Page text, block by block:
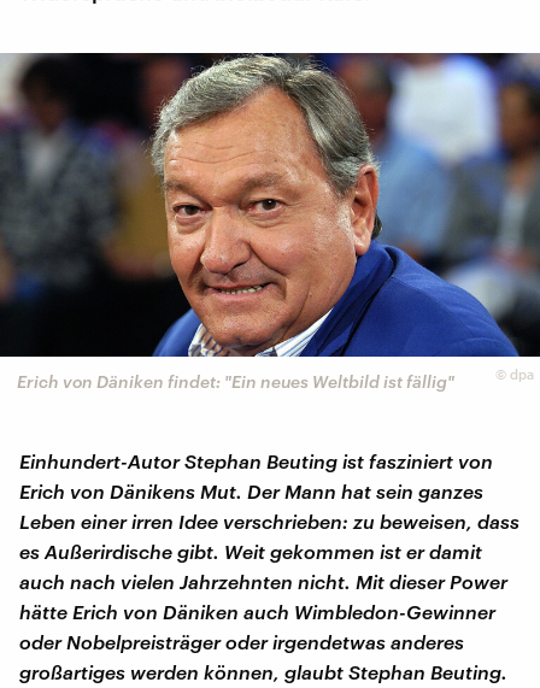
© dpa
Erich von Däniken findet: "Ein neues Weltbild ist fällig"
Einhundert-Autor Stephan Beuting ist fasziniert von
Erich von Dänikens Mut. Der Mann hat sein ganzes
Leben einer irren Idee verschrieben: zu beweisen, dass
es Außerirdische gibt. Weit gekommen ist er damit
auch nach vielen Jahrzehnten nicht. Mit dieser Power
hätte Erich von Däniken auch Wimbledon-Gewinner
oder Nobelpreisträger oder irgendetwas anderes
großartiges werden können, glaubt Stephan Beuting.